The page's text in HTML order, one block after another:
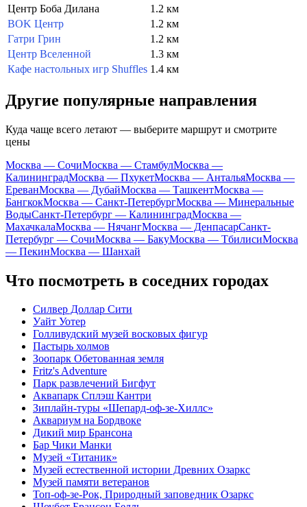
Центр Боба Дилана
1.2 км
BOK Центр
1.2 км
Гатри Грин
1.2 км
Центр Вселенной
1.3 км
Кафе настольных игр Shuffles 1.4 км
Другие популярные направления
Куда чаще всего летают — выберите маршрут и смотрите
цены
Москва — СочиМосква — СтамбулМосква —
КалининградМосква — ПхукетМосква — АнтальяМосква —
ЕреванМосква — ДубайМосква — ТашкентМосква —
БангкокМосква — Санкт-ПетербургМосква — Минеральные
ВодыСанкт-Петербург — КалининградМосква —
МахачкалаМосква — НячангМосква — ДенпасарСанкт-
Петербург — СочиМосква — БакуМосква — ТбилисиМосква
— ПекинМосква — Шанхай
Что посмотреть в соседних городах
Силвер Доллар Сити
Уайт Уотер
Голливудский музей восковых фигур
Пастырь холмов
Зоопарк Обетованная земля
Fritz's Adventure
Парк развлечений Бигфут
Аквапарк Сплэш Кантри
Зиплайн-туры «Шепард-оф-зе-Хиллс»
Аквариум на Бордвоке
Дикий мир Брансона
Бар Чики Манки
Музей «Титаник»
Музей естественной истории Древних Озаркс
Музей памяти ветеранов
Топ-оф-зе-Рок, Природный заповедник Озаркс